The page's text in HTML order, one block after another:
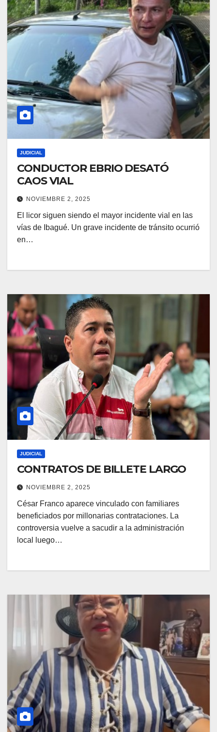
JUDICIAL
CONDUCTOR EBRIO DESATÓ
CAOS VIAL
NOVIEMBRE 2, 2025
El licor siguen siendo el mayor incidente vial en las
vías de Ibagué. Un grave incidente de tránsito ocurrió
en…
JUDICIAL
CONTRATOS DE BILLETE LARGO
NOVIEMBRE 2, 2025
César Franco aparece vinculado con familiares
beneficiados por millonarias contrataciones. La
controversia vuelve a sacudir a la administración
local luego…